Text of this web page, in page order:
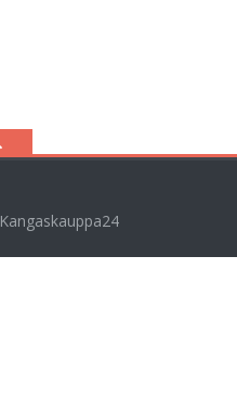
Kangaskauppa24